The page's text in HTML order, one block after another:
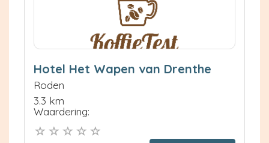
Hotel Het Wapen van Drenthe
Roden
3.3 km
Waardering: